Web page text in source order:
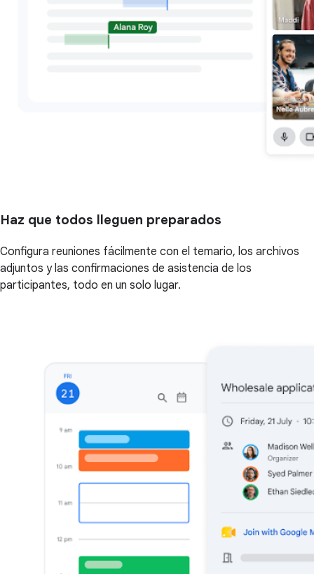
Haz que todos lleguen preparados
Configura reuniones fácilmente con el temario, los archivos
adjuntos y las confirmaciones de asistencia de los
participantes, todo en un solo lugar.